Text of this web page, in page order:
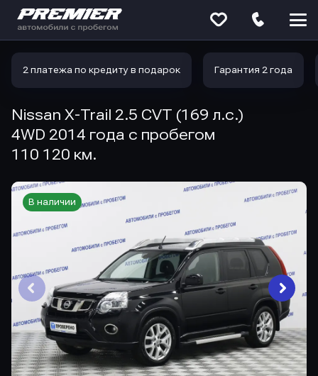
2 платежа по кредиту в подарок Гарантия 2 года
Nissan X-Trail 2.5 CVT (169 л.с.)
4WD 2014 года с пробегом
110 120 км.
В наличии